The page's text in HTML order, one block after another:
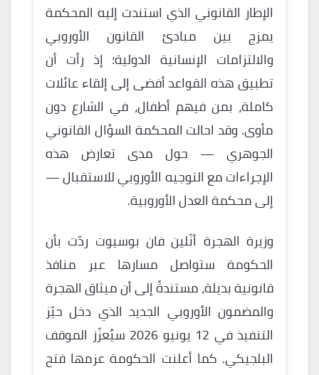
الإطار القانوني الذي استندت إليه المحكمة
يمزج بين مبادئ القانون الأوروبي
والالتزامات الإنسانية الدولية؛ إذ رأت أن
تطبيق هذه القواعد أفضى إلى إلقاء عائلات
كاملة، بمن فيهم أطفال، في الشارع دون
مأوى. وقد احالت المحكمة السؤال القانوني
الجوهري — حول مدى تعارض هذه
الإجراءات مع التوجيه الأوروبي للاستقبال —
إلى محكمة العدل الأوروبية.
وزيرة الهجرة أنّلين فان بوسيوت ردّت بأن
الحكومة ستواصل مسارها عبر منافذ
قانونية بديلة، مستندةً إلى أن ميثاق الهجرة
والمضمون الأوروبي الجديد الذي دخل حيّز
التنفيذ في 12 يونيو 2026 سيُعزّز الموقف
البلجيكي. كما أعلنت الحكومة عزمها فتح